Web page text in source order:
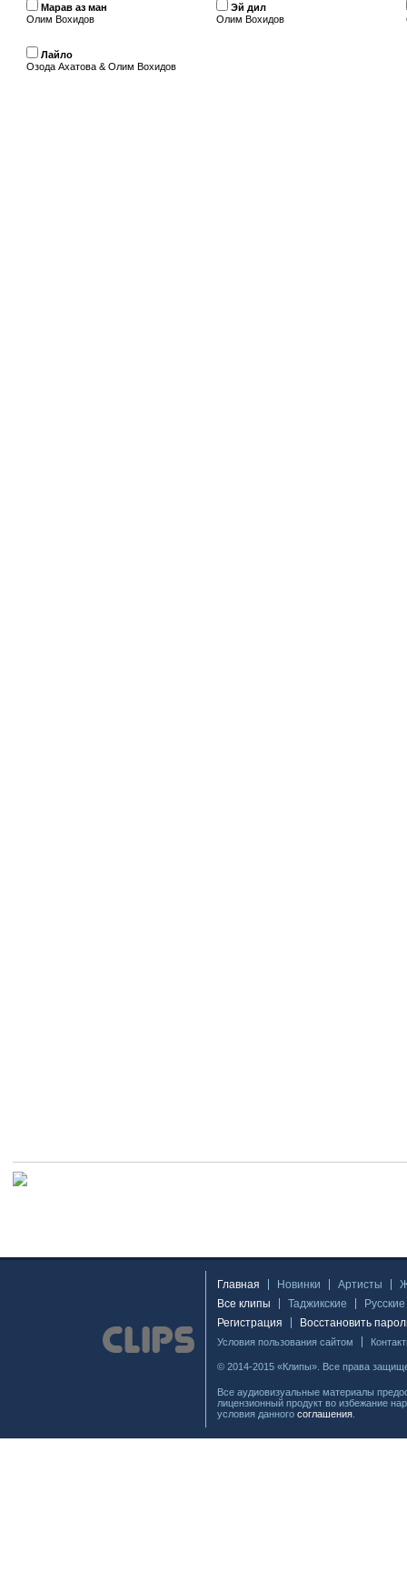
Марав аз ман
Олим Вохидов
Эй дил
Олим Вохидов
Лайло
Озода Ахатова & Олим Вохидов
Главная Новинки Артисты
Все клипы
Таджикские
Русские
Регистрация
Восстановить
Условия пользования сайтом
© 2014-2015 «Клипы». Все права
Все аудиовизуальные материалы
лицензионный продукт во избежание
условия данного соглашения